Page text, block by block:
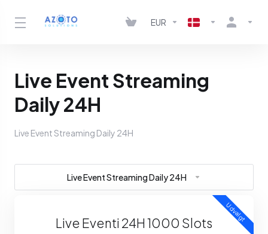
EUR
Live Event Streaming
Daily 24H
Live Event Streaming Daily 24H
Live Event Streaming Daily 24H
Udvalgt
Live Eventi 24H 1000 Slots